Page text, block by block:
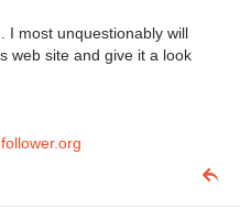
I most unquestionably will
web site and give it a look